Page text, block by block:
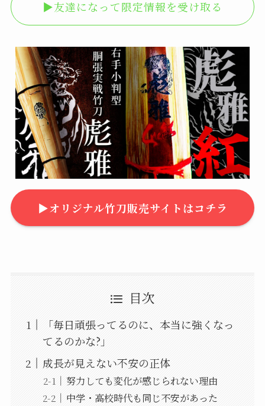
▶︎友達になって限定情報を受け取る
▶︎オリジナル竹刀販売サイトはコチラ
目次
「毎日頑張ってるのに、本当に強くなっ
てるのかな?」
成長が見えない不安の正体
努力しても変化が感じられない理由
中学・高校時代も同じ不安があった